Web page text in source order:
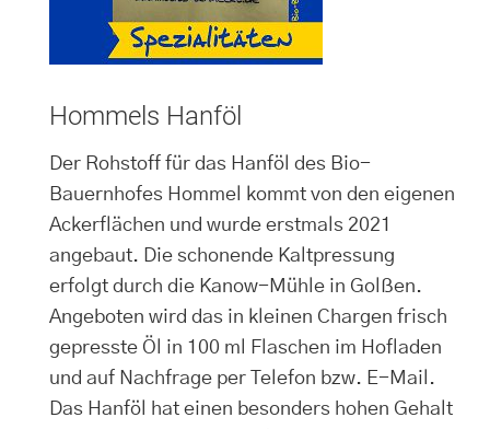
Hommels Hanföl
Der Rohstoff für das Hanföl des Bio-
Bauernhofes Hommel kommt von den eigenen
Ackerflächen und wurde erstmals 2021
angebaut. Die schonende Kaltpressung
erfolgt durch die Kanow-Mühle in Golßen.
Angeboten wird das in kleinen Chargen frisch
gepresste Öl in 100 ml Flaschen im Hofladen
und auf Nachfrage per Telefon bzw. E-Mail.
Das Hanföl hat einen besonders hohen Gehalt